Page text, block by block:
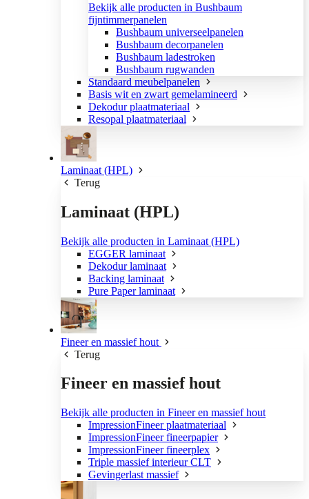
Bekijk alle producten in Bushbaum
fijntimmerpanelen
Bushbaum universeelpanelen
Bushbaum decorpanelen
Bushbaum ladestroken
Bushbaum rugwanden
Standaard meubelpanelen
Basis wit en zwart gemelamineerd
Dekodur plaatmateriaal
Resopal plaatmateriaal
Laminaat (HPL)
Terug
Laminaat (HPL)
Bekijk alle producten in Laminaat (HPL)
EGGER laminaat
Dekodur laminaat
Backing laminaat
Pure Paper laminaat
Fineer en massief hout
Terug
Fineer en massief hout
Bekijk alle producten in Fineer en massief hout
ImpressionFineer plaatmateriaal
ImpressionFineer fineerpapier
ImpressionFineer fineerplex
Triple massief interieur CLT
Gevingerlast massief